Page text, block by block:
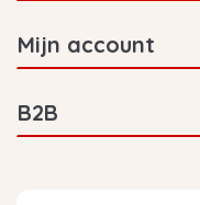
Mijn account
B2B